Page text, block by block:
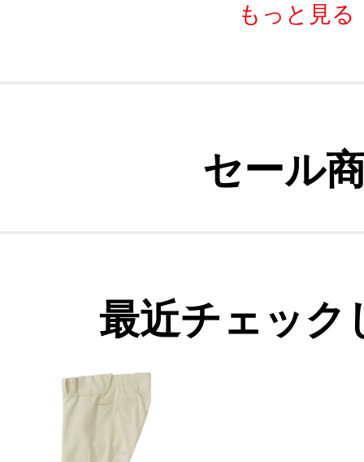
もっと見る
セール
最近チェック